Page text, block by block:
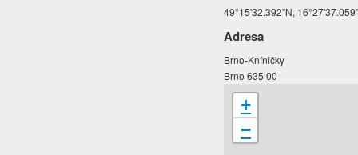
49°15'32.392"N,
Adresa
Brno-Kníničky
Brno 635 00
+
−